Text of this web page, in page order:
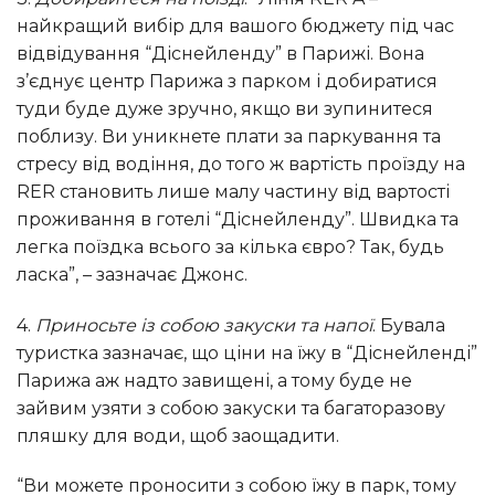
найкращий вибір для вашого бюджету під час
відвідування “Діснейленду” в Парижі. Вона
з’єднує центр Парижа з парком і добиратися
туди буде дуже зручно, якщо ви зупинитеся
поблизу. Ви уникнете плати за паркування та
стресу від водіння, до того ж вартість проїзду на
RER становить лише малу частину від вартості
проживання в готелі “Діснейленду”. Швидка та
легка поїздка всього за кілька євро? Так, будь
ласка”, – зазначає Джонс.
Приносьте із собою закуски та напої. Бувала
туристка зазначає, що ціни на їжу в “Діснейленді”
Парижа аж надто завищені, а тому буде не
зайвим узяти з собою закуски та багаторазову
пляшку для води, щоб заощадити.
“Ви можете проносити з собою їжу в парк, тому